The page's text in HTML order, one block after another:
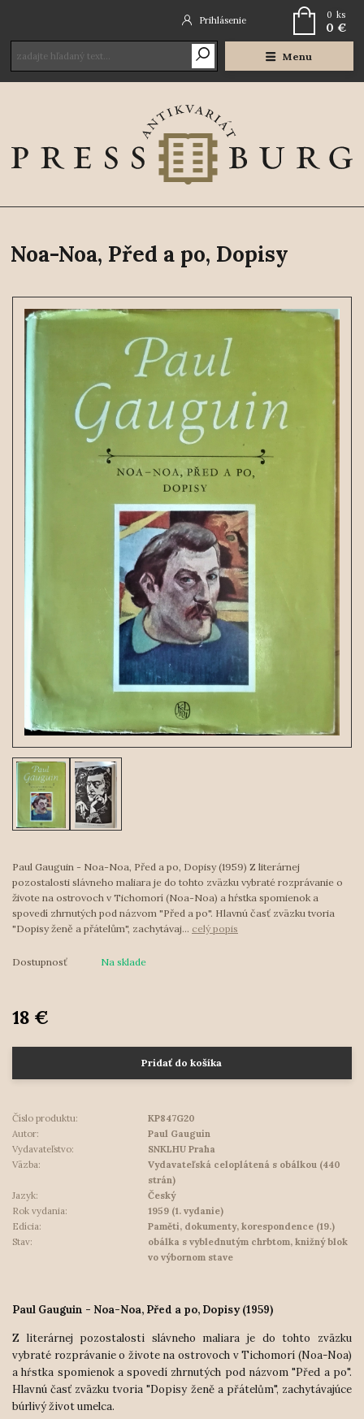
Menu
Prihlásenie 0 ks
0 €
Noa-Noa, Před a po, Dopisy
Paul Gauguin - Noa-Noa, Před a po, Dopisy (1959) Z literárnej
pozostalosti slávneho maliara je do tohto zväzku vybraté rozprávanie o
živote na ostrovoch v Tichomorí (Noa-Noa) a hŕstka spomienok a
spovedí zhrnutých pod názvom "Před a po". Hlavnú časť zväzku tvoria
"Dopisy ženě a přátelům", zachytávaj... celý popis
Dostupnosť Na sklade
18 €
Pridať do košíka
Číslo produktu:
KP847G20
Autor:
Paul Gauguin
Vydavateľstvo:
SNKLHU Praha
Väzba:
Vydavateľská celoplátená s obálkou (440
strán)
Jazyk:
Český
Rok vydania:
1959 (1. vydanie)
Edícia:
Paměti, dokumenty, korespondence (19.)
Stav:
obálka s vyblednutým chrbtom, knižný blok
vo výbornom stave
Paul Gauguin - Noa-Noa, Před a po, Dopisy (1959)
Z literárnej pozostalosti slávneho maliara je do tohto zväzku
vybraté rozprávanie o živote na ostrovoch v Tichomorí (Noa-Noa)
a hŕstka spomienok a spovedí zhrnutých pod názvom "Před a po".
Hlavnú časť zväzku tvoria "Dopisy ženě a přátelům", zachytávajúce
búrlivý život umelca.